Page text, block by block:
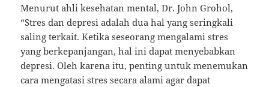
Menurut ahli kesehatan mental, Dr. John Grohol,
“Stres dan depresi adalah dua hal yang seringkali
saling terkait. Ketika seseorang mengalami stres
yang berkepanjangan, hal ini dapat menyebabkan
depresi. Oleh karena itu, penting untuk menemukan
cara mengatasi stres secara alami agar dapat